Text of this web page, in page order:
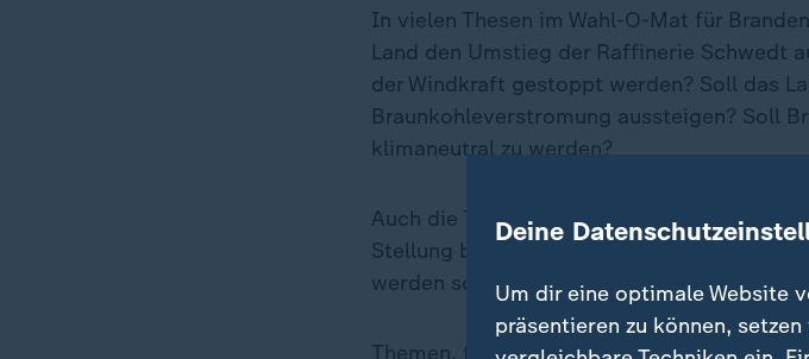
In vielen Thesen im Wahl-O-Mat für
Land den Umstieg der Raffinerie Schwedt
der Windkraft gestoppt werden? Soll das
Braunkohleverstromung aussteigen? Soll
klimaneutral zu werden?
Auch die Themen Bildung und Schule
Stellung bezogen werden, ob in
werden soll. Oder ob es mehr
Themen, für die sich Brandenburg auf
Deine
Um dir eine optimale Website
präsentieren zu können,